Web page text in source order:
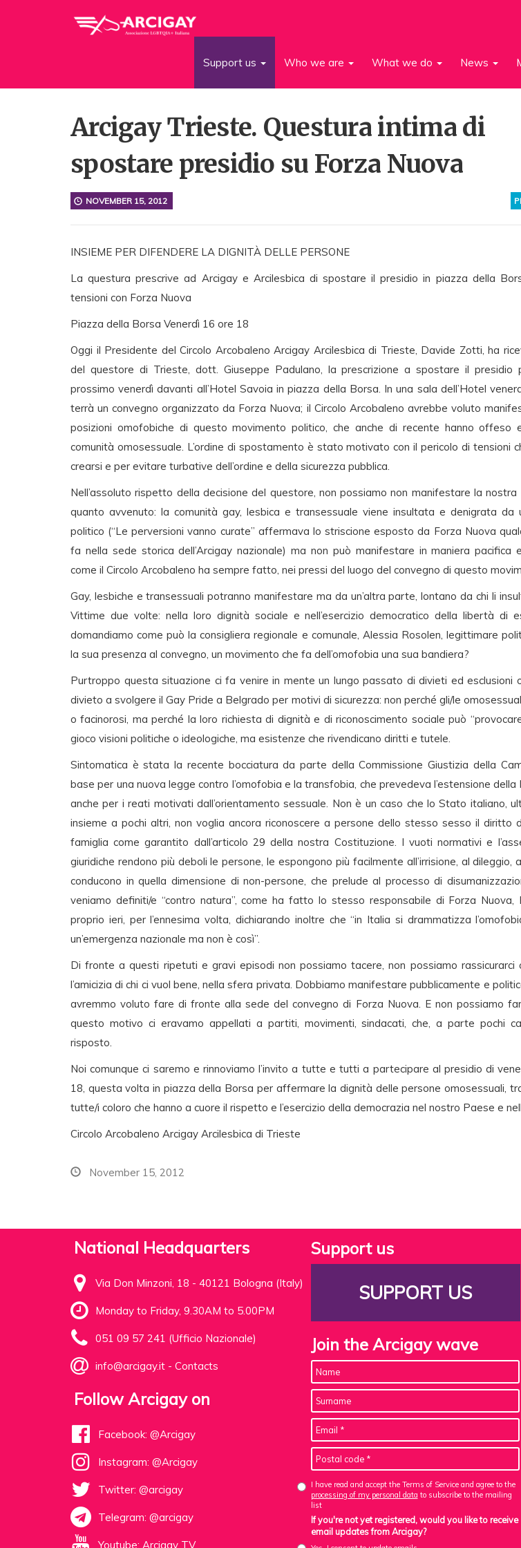
Support us Who we are What we do News
Arcigay Trieste. Questura intima di
spostare presidio su Forza Nuova
NOVEMBER 15, 2012
INSIEME PER DIFENDERE LA DIGNITÀ DELLE PERSONE
La questura prescrive ad Arcigay e Arcilesbica di spostare il presidio in piazza della
tensioni con Forza Nuova
Piazza della Borsa Venerdì 16 ore 18
Oggi il Presidente del Circolo Arcobaleno Arcigay Arcilesbica di Trieste, Davide Zotti, ha
del questore di Trieste, dott. Giuseppe Padulano, la prescrizione a spostare il presidio
prossimo venerdì davanti all’Hotel Savoia in piazza della Borsa. In una sala dell’Hotel
terrà un convegno organizzato da Forza Nuova; il Circolo Arcobaleno avrebbe voluto
posizioni omofobiche di questo movimento politico, che anche di recente hanno offeso
comunità omosessuale. L’ordine di spostamento è stato motivato con il pericolo di tensioni
crearsi e per evitare turbative dell’ordine e della sicurezza pubblica.
Nell’assoluto rispetto della decisione del questore, non possiamo non manifestare la
quanto avvenuto: la comunità gay, lesbica e transessuale viene insultata e denigrata da
politico (“Le perversioni vanno curate” affermava lo striscione esposto da Forza Nuova
fa nella sede storica dell’Arcigay nazionale) ma non può manifestare in maniera pacifica
come il Circolo Arcobaleno ha sempre fatto, nei pressi del luogo del convegno di questo
Gay, lesbiche e transessuali potranno manifestare ma da un’altra parte, lontano da chi li
Vittime due volte: nella loro dignità sociale e nell’esercizio democratico della libertà di
domandiamo come può la consigliera regionale e comunale, Alessia Rosolen, legittimare
la sua presenza al convegno, un movimento che fa dell’omofobia una sua bandiera?
Purtroppo questa situazione ci fa venire in mente un lungo passato di divieti ed esclusioni
divieto a svolgere il Gay Pride a Belgrado per motivi di sicurezza: non perché gli/le
o facinorosi, ma perché la loro richiesta di dignità e di riconoscimento sociale può
gioco visioni politiche o ideologiche, ma esistenze che rivendicano diritti e tutele.
Sintomatica è stata la recente bocciatura da parte della Commissione Giustizia della
base per una nuova legge contro l’omofobia e la transfobia, che prevedeva l’estensione della
anche per i reati motivati dall’orientamento sessuale. Non è un caso che lo Stato italiano,
insieme a pochi altri, non voglia ancora riconoscere a persone dello stesso sesso il diritto
famiglia come garantito dall’articolo 29 della nostra Costituzione. I vuoti normativi e
giuridiche rendono più deboli le persone, le espongono più facilmente all’irrisione, al dileggio,
conducono in quella dimensione di non-persone, che prelude al processo di
veniamo definiti/e “contro natura”, come ha fatto lo stesso responsabile di Forza Nuova,
proprio ieri, per l’ennesima volta, dichiarando inoltre che “in Italia si drammatizza
un’emergenza nazionale ma non è così”.
Di fronte a questi ripetuti e gravi episodi non possiamo tacere, non possiamo rassicurarci
l’amicizia di chi ci vuol bene, nella sfera privata. Dobbiamo manifestare pubblicamente e
avremmo voluto fare di fronte alla sede del convegno di Forza Nuova. E non possiamo
questo motivo ci eravamo appellati a partiti, movimenti, sindacati, che, a parte pochi
risposto.
Noi comunque ci saremo e rinnoviamo l’invito a tutte e tutti a partecipare al presidio di
18, questa volta in piazza della Borsa per affermare la dignità delle persone omosessuali,
tutte/i coloro che hanno a cuore il rispetto e l’esercizio della democrazia nel nostro Paese e
Circolo Arcobaleno Arcigay Arcilesbica di Trieste
November 15, 2012
National Headquarters
Via Don Minzoni, 18 - 40121 Bologna (Italy)
Monday to Friday, 9.30AM to 5.00PM
051 09 57 241 (Ufficio Nazionale)
info@arcigay.it - Contacts
Follow Arcigay on
Facebook: @Arcigay
Instagram: @Arcigay
Twitter: @arcigay
Telegram: @arcigay
Youtube: Arcigay TV
Support us
SUPPORT US
Join the Arcigay wave
I have read and accept the Terms of Service and agree to the
processing of my personal data to subscribe to the mailing
list
If you're not yet registered, would you like to receive
email updates from Arcigay?